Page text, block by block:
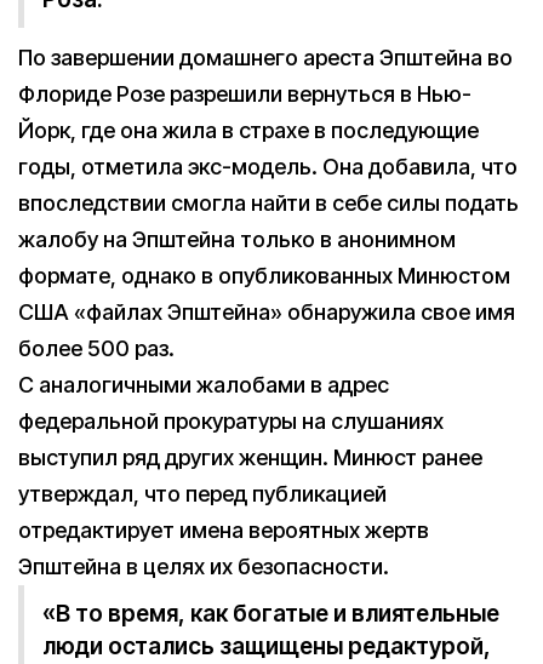
По завершении домашнего ареста Эпштейна во
Флориде Розе разрешили вернуться в Нью-
Йорк, где она жила в страхе в последующие
годы, отметила экс-модель. Она добавила, что
впоследствии смогла найти в себе силы подать
жалобу на Эпштейна только в анонимном
формате, однако в опубликованных Минюстом
США «файлах Эпштейна» обнаружила свое имя
более 500 раз.
С аналогичными жалобами в адрес
федеральной прокуратуры на слушаниях
выступил ряд других женщин. Минюст ранее
утверждал, что перед публикацией
отредактирует имена вероятных жертв
Эпштейна в целях их безопасности.
«В то время, как богатые и влиятельные
люди остались защищены редактурой,